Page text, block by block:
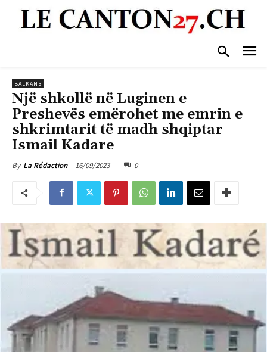
BALKANS
Një shkollë në Luginen e
Preshevës emërohet me emrin e
shkrimtarit të madh shqiptar
Ismail Kadare
By La Rédaction 16/09/2023 0